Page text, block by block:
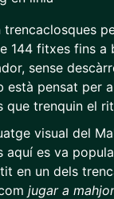
144 fitxes fins
sense
està pensat per
que trenquin el
visual del
aquí es va
en un dels
jugar a